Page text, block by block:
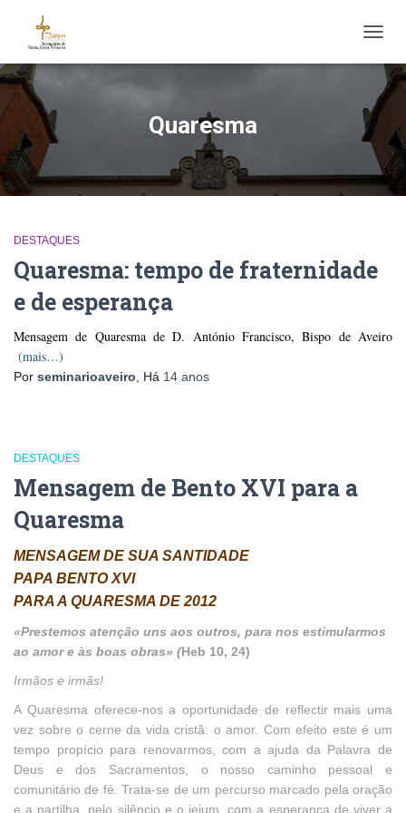
Quaresma
DESTAQUES
Quaresma: tempo de fraternidade
e de esperança
Mensagem de Quaresma de D. António Francisco, Bispo de Aveiro
(mais…)
Por seminarioaveiro , Há 14 anos
DESTAQUES
Mensagem de Bento XVI para a
Quaresma
MENSAGEM DE SUA SANTIDADE
PAPA BENTO XVI
PARA A QUARESMA DE 2012
«Prestemos atenção uns aos outros, para nos estimularmos
ao amor e às boas obras» (Heb 10, 24)
Irmãos e irmãs!
A Quaresma oferece-nos a oportunidade de reflectir mais uma
vez sobre o cerne da vida cristã: o amor. Com efeito este é um
tempo propício para renovarmos, com a ajuda da Palavra de
Deus e dos Sacramentos, o nosso caminho pessoal e
comunitário de fé. Trata-se de um percurso marcado pela oração
e a partilha, pelo silêncio e o jejum, com a esperança de viver a